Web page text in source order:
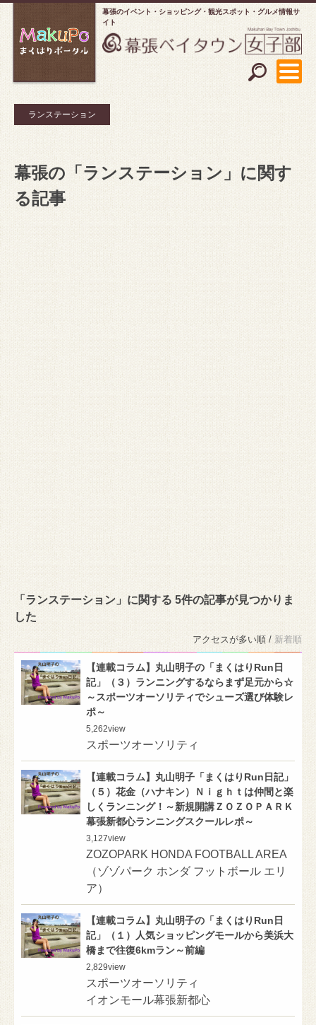
幕張のイベント・ショッピング
観光スポット・グルメ情報サ
イト
ランステーション
幕張の「ランステーション」に関す
る記事
「ランステーション」に関する 5件の記事が見つかりま
した
アクセスが多い順 / 新着順
【連載コラム】丸山明子の「まくはりRun日
記」（３）ランニングするならまず足元から☆
～スポーツオーソリティでシューズ選び体験レ
ポ～
5,262view
スポーツオーソリティ
【連載コラム】丸山明子「まくはりRun日記」
（５）花金（ハナキン）Ｎｉｇｈｔは仲間と楽
しくランニング！～新規開講ＺＯＺＯＰＡＲＫ
幕張新都心ランニングスクールレポ～
3,127view
ZOZOPARK HONDA FOOTBALL AREA
（ゾゾパーク ホンダ フットボール エリ
ア）
【連載コラム】丸山明子の「まくはりRun日
記」（１）人気ショッピングモールから美浜大
橋まで往復6kmラン～前編
2,829view
スポーツオーソリティ
イオンモール幕張新都心